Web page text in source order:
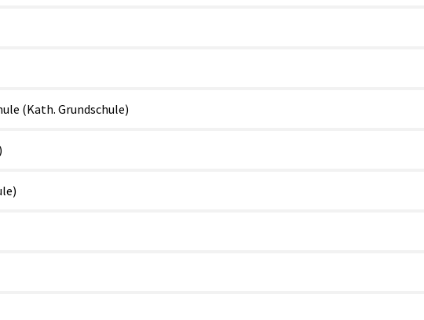
(Kath. Grundschule)